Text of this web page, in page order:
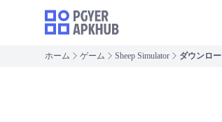
ホーム ゲーム Sheep Simulator ダウンロ